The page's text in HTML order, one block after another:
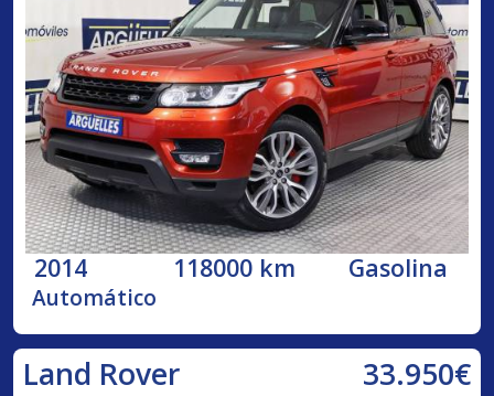
2014 118000 km Gasolina
Automático
Land Rover 33.950€